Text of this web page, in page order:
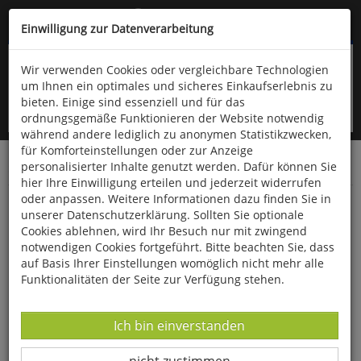
Kompletten Head der Seite überspringen
oder (06766) 9323-960
Startseite Bücher Biologie allgemein Garten
Brennnesseljauche & Co.
Einwilligung zur Datenverarbeitung
Wir verwenden Cookies oder vergleichbare Technologien
um Ihnen ein optimales und sicheres Einkaufserlebnis zu
bieten. Einige sind essenziell und für das
ordnungsgemäße Funktionieren der Website notwendig
während andere lediglich zu anonymen Statistikzwecken,
für Komforteinstellungen oder zur Anzeige
personalisierter Inhalte genutzt werden. Dafür können Sie
hier Ihre Einwilligung erteilen und jederzeit widerrufen
oder anpassen. Weitere Informationen dazu finden Sie in
unserer Datenschutzerklärung. Sollten Sie optionale
Cookies ablehnen, wird Ihr Besuch nur mit zwingend
notwendigen Cookies fortgeführt. Bitte beachten Sie, dass
auf Basis Ihrer Einstellungen womöglich nicht mehr alle
Funktionalitäten der Seite zur Verfügung stehen.
Datenverarbeitung -
Ich bin einverstanden